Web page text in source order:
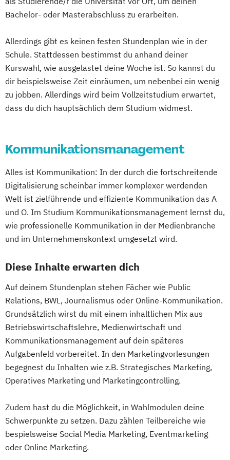
Bachelor- oder Masterabschluss zu erarbeiten.
Allerdings gibt es keinen festen Stundenplan wie in der
Schule. Stattdessen bestimmst du anhand deiner
Kurswahl, wie ausgelastet deine Woche ist. So kannst du
dir beispielsweise Zeit einräumen, um nebenbei ein wenig
zu jobben. Allerdings wird beim Vollzeitstudium erwartet,
dass du dich hauptsächlich dem Studium widmest.
Kommunikationsmanagement
Alles ist Kommunikation: In der durch die fortschreitende
Digitalisierung scheinbar immer komplexer werdenden
Welt ist zielführende und effiziente Kommunikation das A
und O. Im Studium Kommunikationsmanagement lernst du,
wie professionelle Kommunikation in der Medienbranche
und im Unternehmenskontext umgesetzt wird.
Diese Inhalte erwarten dich
Auf deinem Stundenplan stehen Fächer wie Public
Relations, BWL, Journalismus oder Online-Kommunikation.
Grundsätzlich wirst du mit einem inhaltlichen Mix aus
Betriebswirtschaftslehre, Medienwirtschaft und
Kommunikationsmanagement auf dein späteres
Aufgabenfeld vorbereitet. In den Marketingvorlesungen
begegnest du Inhalten wie z.B. Strategisches Marketing,
Operatives Marketing und Marketingcontrolling.
Zudem hast du die Möglichkeit, in Wahlmodulen deine
Schwerpunkte zu setzen. Dazu zählen Teilbereiche wie
bespielsweise Social Media Marketing, Eventmarketing
oder Online Marketing.